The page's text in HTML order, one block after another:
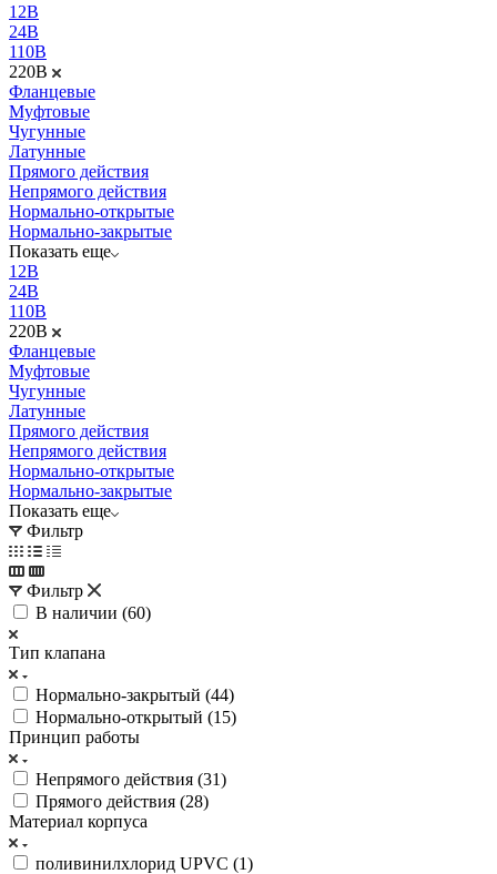
12В
24В
110В
220В
Фланцевые
Муфтовые
Чугунные
Латунные
Прямого действия
Непрямого действия
Нормально-открытые
Нормально-закрытые
Показать еще
12В
24В
110В
220В
Фланцевые
Муфтовые
Чугунные
Латунные
Прямого действия
Непрямого действия
Нормально-открытые
Нормально-закрытые
Показать еще
Фильтр
Фильтр
В наличии (60)
Тип клапана
Нормально-закрытый (44)
Нормально-открытый (15)
Принцип работы
Непрямого действия (31)
Прямого действия (28)
Материал корпуса
поливинилхлорид UPVC (1)